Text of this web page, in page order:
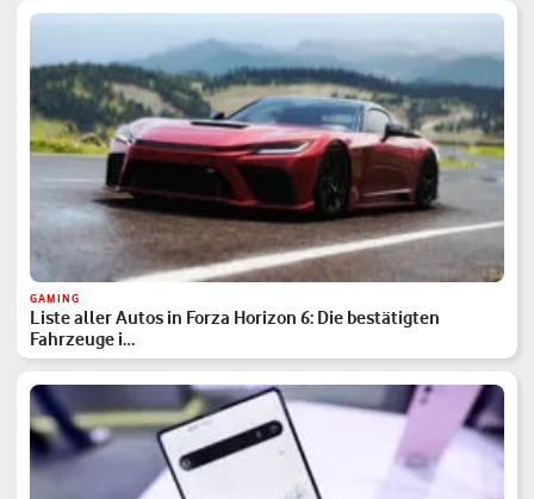
GAMING
Liste aller Autos in Forza Horizon 6: Die bestätigten
Fahrzeuge i…